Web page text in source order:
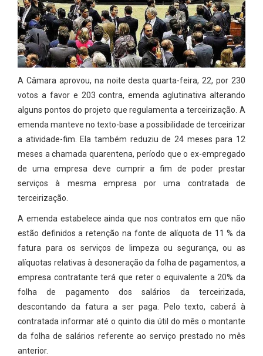
A Câmara aprovou, na noite desta quarta-feira, 22, por 230
votos a favor e 203 contra, emenda aglutinativa alterando
alguns pontos do projeto que regulamenta a terceirização. A
emenda manteve no texto-base a possibilidade de terceirizar
a atividade-fim. Ela também reduziu de 24 meses para 12
meses a chamada quarentena, período que o ex-empregado
de uma empresa deve cumprir a fim de poder prestar
serviços à mesma empresa por uma contratada de
terceirização.
A emenda estabelece ainda que nos contratos em que não
estão definidos a retenção na fonte de alíquota de 11 % da
fatura para os serviços de limpeza ou segurança, ou as
alíquotas relativas à desoneração da folha de pagamentos, a
empresa contratante terá que reter o equivalente a 20% da
folha de pagamento dos salários da terceirizada,
descontando da fatura a ser paga. Pelo texto, caberá à
contratada informar até o quinto dia útil do mês o montante
da folha de salários referente ao serviço prestado no mês
anterior.